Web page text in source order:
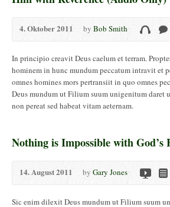
4. Oktober 2011 byBob Smith
In principio creavit Deus caelum et terram.
hominem in hunc mundum peccatum intravit et
omnes homines mors pertransiit in quo omnes
Deus mundum ut Filium suum unigenitum daret
non pereat sed habeat vitam aeternam.
Nothing is Impossible with God’s
14. August 2011 byGary Jones
Sic enim dilexit Deus mundum ut Filium suum